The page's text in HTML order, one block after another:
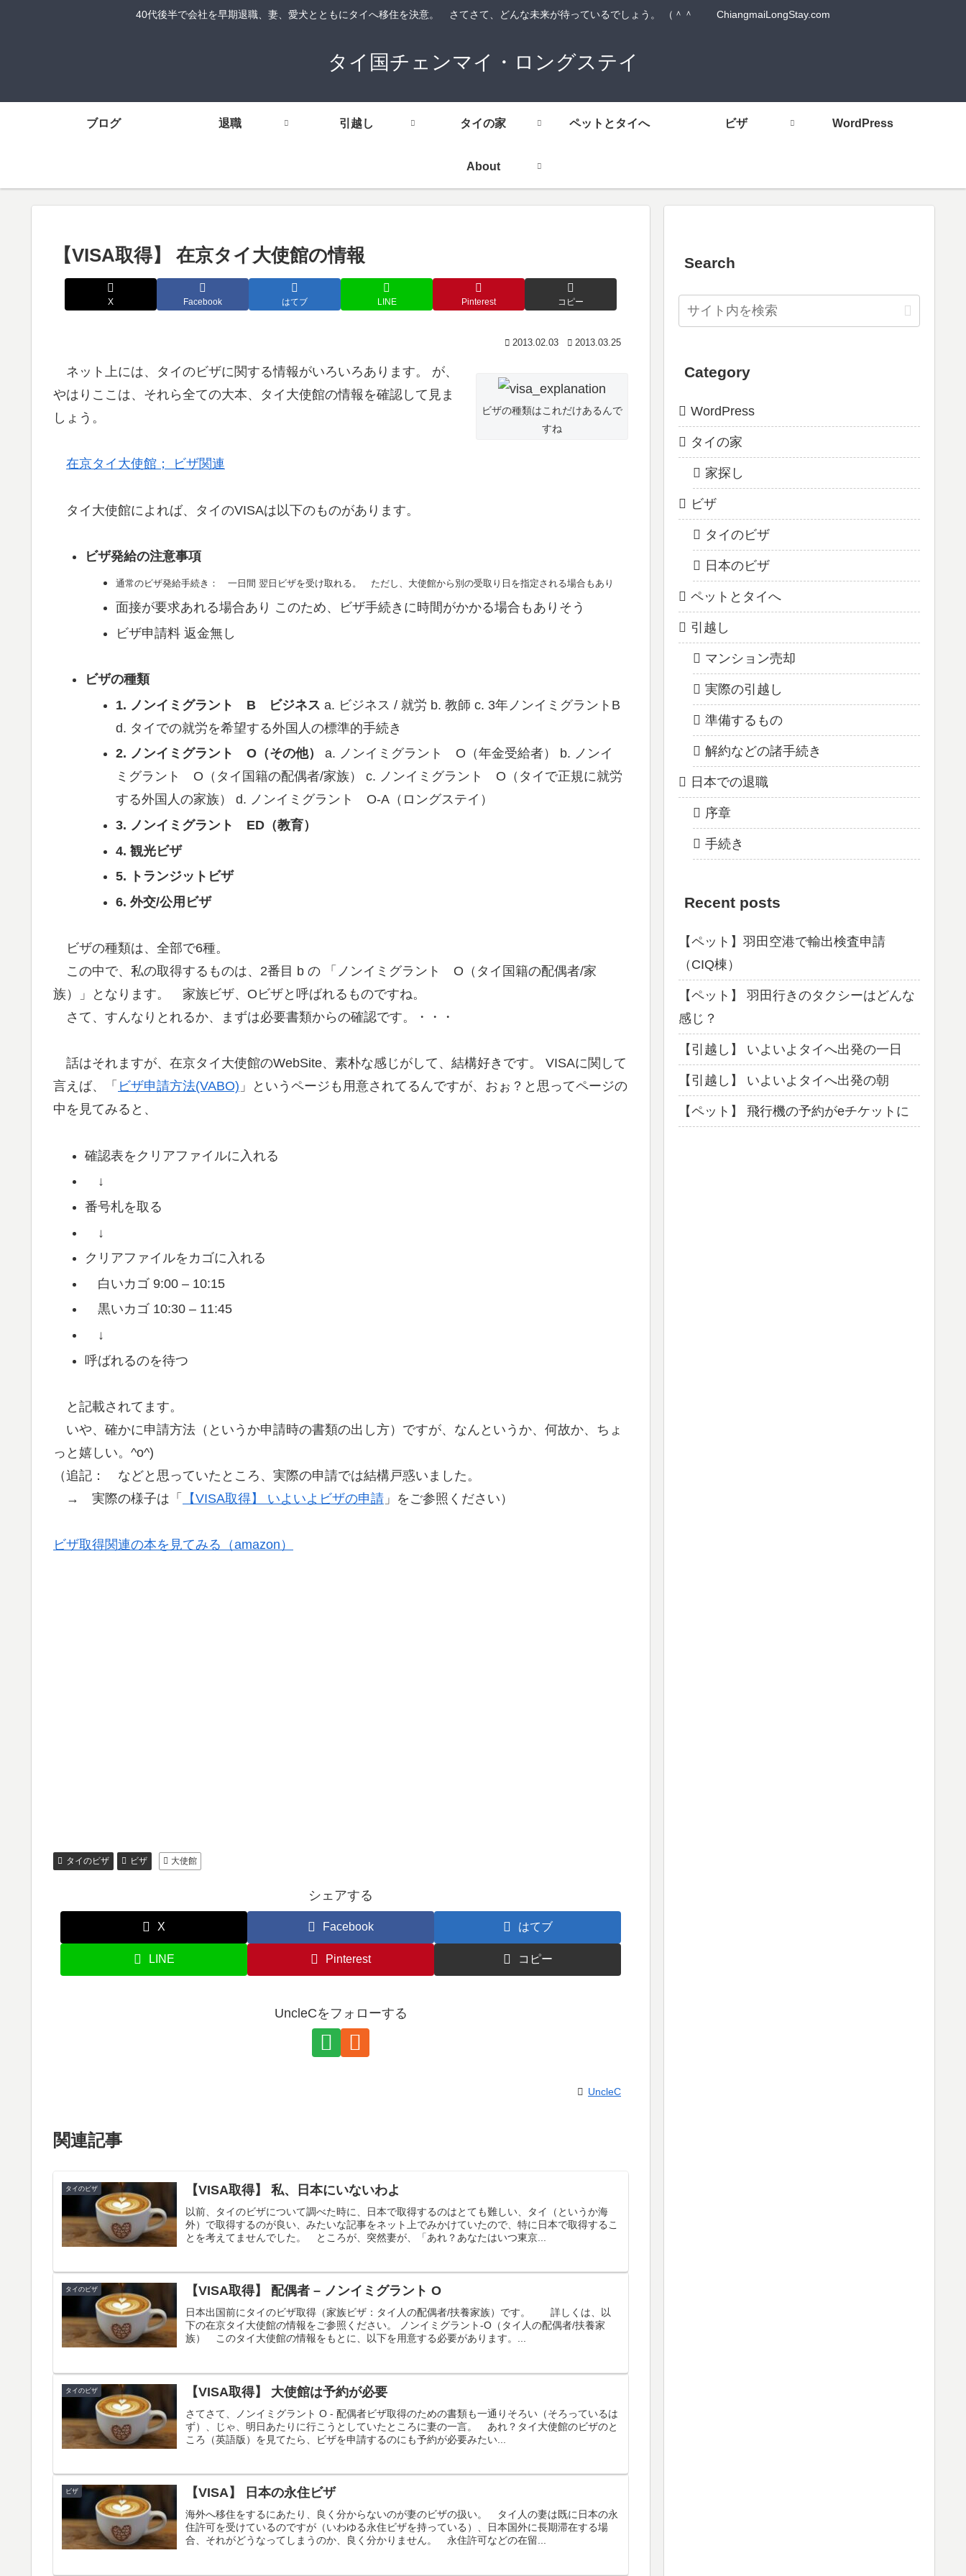
40代後半で会社を早期退職、妻、愛犬とともにタイへ移住を決意。 さてさて、どんな未来が待っているでしょう。 （＾＾ゞ ChiangmaiLongStay.com
タイ国チェンマイ・ロングステイ
ブログ 退職 引越し タイの家 ペットとタイへ ビザ WordPress
About
【VISA取得】 在京タイ大使館の情報
X Facebook はてブ LINE Pinterest コピー
2013.02.03 2013.03.25
ビザの種類はこれだけあるんで
すね
ネット上には、タイのビザに関する情報がいろいろあります。 が、
やはりここは、それら全ての大本、タイ大使館の情報を確認して見ま
しょう。
在京タイ大使館； ビザ関連
タイ大使館によれば、タイのVISAは以下のものがあります。
ビザ発給の注意事項
通常のビザ発給手続き： 一日間翌日ビザを受け取れる。 ただし、大使館から別の受取り日を指定される場合もあり
面接が要求あれる場合あり このため、ビザ手続きに時間がかかる場合もありそう
ビザ申請料 返金無し
ビザの種類
1. ノンイミグラント B ビジネス a. ビジネス / 就労 b. 教師 c. 3年ノンイミグラントB
d. タイでの就労を希望する外国人の標準的手続き
2. ノンイミグラント O（その他）
a. ノンイミグラント O（年金受給者） b. ノンイ
ミグラント O（タイ国籍の配偶者/家族） c. ノンイミグラント O（タイで正規に就労
する外国人の家族） d. ノンイミグラント O-A（ロングステイ）
3. ノンイミグラント ED（教育）
4. 観光ビザ
5. トランジットビザ
6. 外交/公用ビザ
ビザの種類は、全部で6種。
この中で、私の取得するものは、2番目 b の 「ノンイミグラント O（タイ国籍の配偶者/家
族）」となります。 家族ビザ、Oビザと呼ばれるものですね。
さて、すんなりとれるか、まずは必要書類からの確認です。・・・
話はそれますが、在京タイ大使館のWebSite、素朴な感じがして、結構好きです。 VISAに関して
言えば、「 ビザ申請方法(VABO) 」というページも用意されてるんですが、おぉ？と思ってページの
中を見てみると、
確認表をクリアファイルに入れる
↓
番号札を取る
↓
クリアファイルをカゴに入れる
白いカゴ 9:00 – 10:15
黒いカゴ 10:30 – 11:45
↓
呼ばれるのを待つ
と記載されてます。
いや、確かに申請方法（というか申請時の書類の出し方）ですが、なんというか、何故か、ちょ
っと嬉しい。^o^)
（追記： などと思っていたところ、実際の申請では結構戸惑いました。
→ 実際の様子は「
【VISA取得】 いよいよビザの申請 」をご参照ください）
ビザ取得関連の本を見てみる（amazon）
タイのビザ ビザ 大使館
シェアする
X Facebook はてブ
LINE Pinterest コピー
UncleCをフォローする
UncleC
関連記事
タイのビザ 【VISA取得】 私、日本にいないわよ
以前、タイのビザについて調べた時に、日本で取得するのはとても難しい、タイ（というか海
外）で取得するのが良い、みたいな記事をネット上でみかけていたので、特に日本で取得するこ
とを考えてませんでした。 ところが、突然妻が、「あれ？あなたはいつ東京...
タイのビザ 【VISA取得】 配偶者 – ノンイミグラント O
日本出国前にタイのビザ取得（家族ビザ：タイ人の配偶者/扶養家族）です。 詳しくは、以
下の在京タイ大使館の情報をご参照ください。 ノンイミグラント-O（タイ人の配偶者/扶養家
族） このタイ大使館の情報をもとに、以下を用意する必要があります。...
タイのビザ 【VISA取得】 大使館は予約が必要
さてさて、ノンイミグラント O - 配偶者ビザ取得のための書類も一通りそろい（そろっているは
ず）、じゃ、明日あたりに行こうとしていたところに妻の一言。 あれ？タイ大使館のビザのと
ころ（英語版）を見てたら、ビザを申請するのにも予約が必要みたい...
ビザ 【VISA】 日本の永住ビザ
海外へ移住をするにあたり、良く分からないのが妻のビザの扱い。 タイ人の妻は既に日本の永
住許可を受けているのですが（いわゆる永住ビザを持っている）、日本国外に長期滞在する場
合、それがどうなってしまうのか、良く分かりません。 永住許可などの在留...
Search
Category
WordPress
タイの家
家探し
ビザ
タイのビザ
日本のビザ
ペットとタイへ
引越し
マンション売却
実際の引越し
準備するもの
解約などの諸手続き
日本での退職
序章
手続き
Recent posts
【ペット】羽田空港で輸出検査申請
（CIQ棟）
【ペット】 羽田行きのタクシーはどんな
感じ？
【引越し】 いよいよタイへ出発の一日
【引越し】 いよいよタイへ出発の朝
【ペット】 飛行機の予約がeチケットに